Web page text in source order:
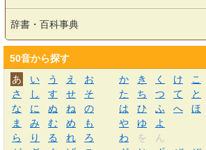
辞書・百科事典
50音から探す
あ
い う え お か き く け
こ
さ
し す せ そ た ち つ て
と
な
に ぬ ね の は ひ ふ へ
ほ
ま
み む め も や ゆ
よ
ら
り る れ ろ わ を
ん